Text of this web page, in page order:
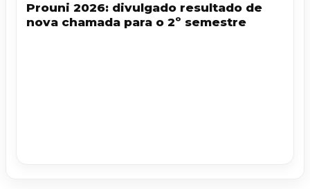
Prouni 2026: divulgado resultado de
nova chamada para o 2º semestre